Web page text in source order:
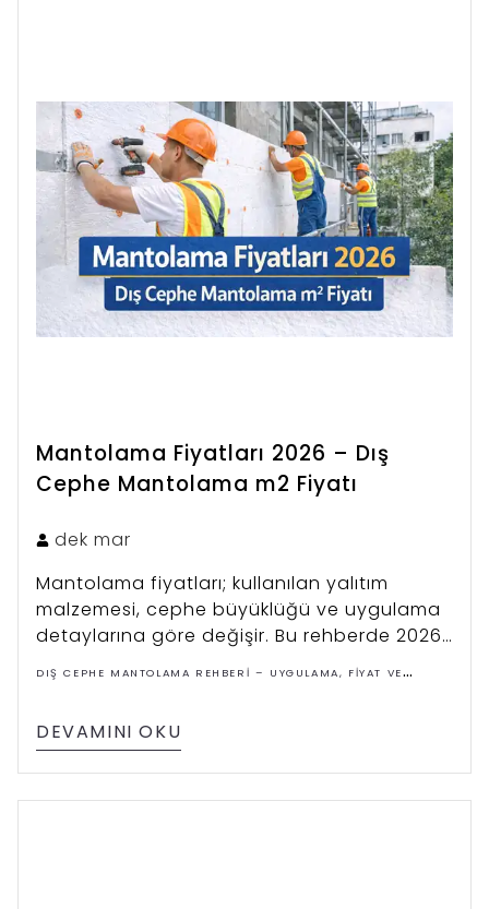
Mantolama Fiyatları 2026 – Dış
Cephe Mantolama m2 Fiyatı
dek mar
Mantolama fiyatları; kullanılan yalıtım
malzemesi, cephe büyüklüğü ve uygulama
detaylarına göre değişir. Bu rehberde 2026
mantolama m² fiyatlarını, maliyet
hesaplama yöntemlerini ve fiyatı etkileyen
DIŞ CEPHE MANTOLAMA REHBERI – UYGULAMA, FIYAT VE
DEVAMINI OKU